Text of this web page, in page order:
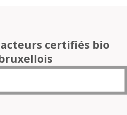
certifiés bio